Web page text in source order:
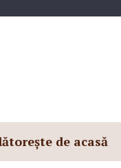
de acasă